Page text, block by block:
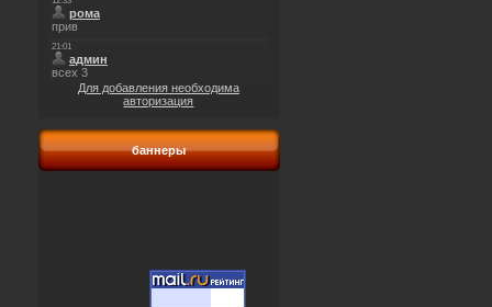
Для добавления необходима
авторизация
баннеры